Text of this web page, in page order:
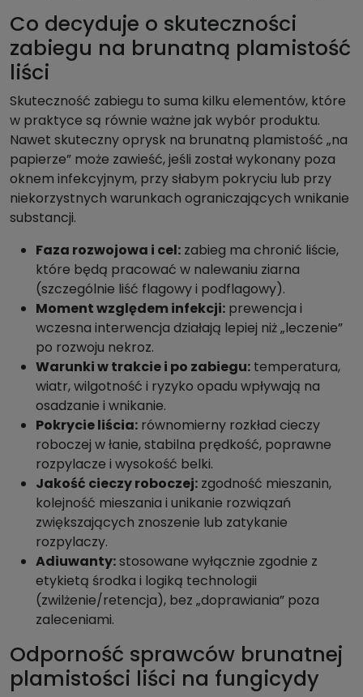
Co decyduje o skuteczności
zabiegu na brunatną plamistość
liści
Skuteczność zabiegu to suma kilku elementów, które
w praktyce są równie ważne jak wybór produktu.
Nawet skuteczny oprysk na brunatną plamistość „na
papierze” może zawieść, jeśli został wykonany poza
oknem infekcyjnym, przy słabym pokryciu lub przy
niekorzystnych warunkach ograniczających wnikanie
substancji.
Faza rozwojowa i cel: zabieg ma chronić liście,
które będą pracować w nalewaniu ziarna
(szczególnie liść flagowy i podflagowy).
Moment względem infekcji: prewencja i
wczesna interwencja działają lepiej niż „leczenie”
po rozwoju nekroz.
Warunki w trakcie i po zabiegu: temperatura,
wiatr, wilgotność i ryzyko opadu wpływają na
osadzanie i wnikanie.
Pokrycie liścia: równomierny rozkład cieczy
roboczej w łanie, stabilna prędkość, poprawne
rozpylacze i wysokość belki.
Jakość cieczy roboczej: zgodność mieszanin,
kolejność mieszania i unikanie rozwiązań
zwiększających znoszenie lub zatykanie
rozpylaczy.
Adiuwanty:stosowane wyłącznie zgodnie z
etykietą środka i logiką technologii
(zwilżenie/retencja), bez „doprawiania” poza
zaleceniami.
Odporność sprawców brunatnej
plamistości liści na fungicydy